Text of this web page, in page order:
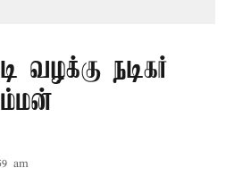
வழக்கு நடிகர்
am